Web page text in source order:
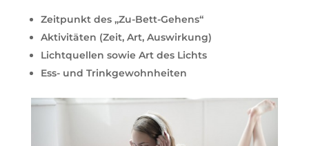
Zeitpunkt des „Zu-Bett-Gehens“
Aktivitäten (Zeit, Art, Auswirkung)
Lichtquellen sowie Art des Lichts
Ess- und Trinkgewohnheiten